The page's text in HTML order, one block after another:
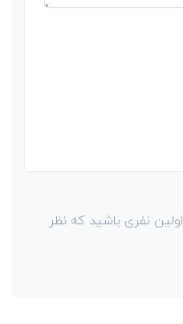
نفری باشید که نظر